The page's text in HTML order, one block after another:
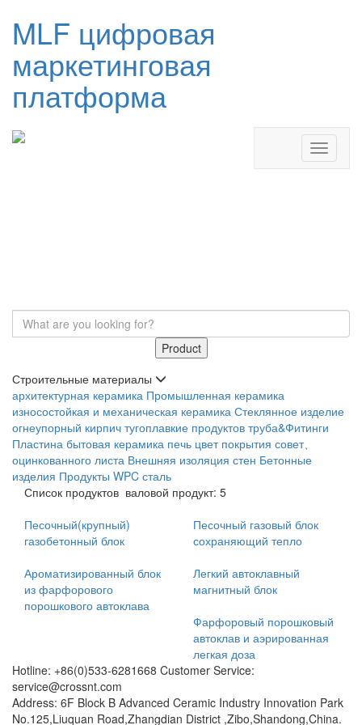
MLF цифровая
маркетинговая
платформа
Product
Строительные материалы
архитектурная керамика Промышленная керамика
износостойкая и механическая керамика Стеклянное изделие
огнеупорный кирпич тугоплавкие продуктов труба&Фитинги
Пластина бытовая керамика печь цвет покрытия совет、
оцинкованного листа Внешняя изоляция стен Бетонные
изделия Продукты WPC сталь
Список продуктов валовой продукт: 5
Песочный(крупный)
газобетонный блок
Песочный газовый блок
сохраняющий тепло
Ароматизированный блок
из фарфорового
порошкового автоклава
Легкий автоклавный
магнитный блок
Фарфоровый порошковый
автоклав и аэрированная
легкая доза
Hotline: +86(0)533-6281668 Customer Service:
service@crossnt.com
Address: 6F Block B Advanced Ceramic Industry Innovation Park
No.125,Liuquan Road,Zhangdian District ,Zibo,Shandong,China.